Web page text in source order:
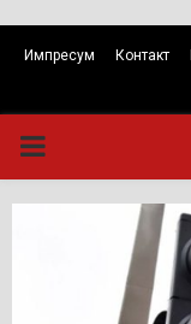
Импресум Контакт
PRIMARY
MENU